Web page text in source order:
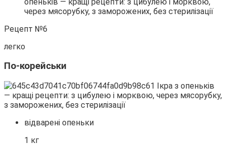
Рецепт №6
легко
По-корейськи
відварені опеньки
1 кг